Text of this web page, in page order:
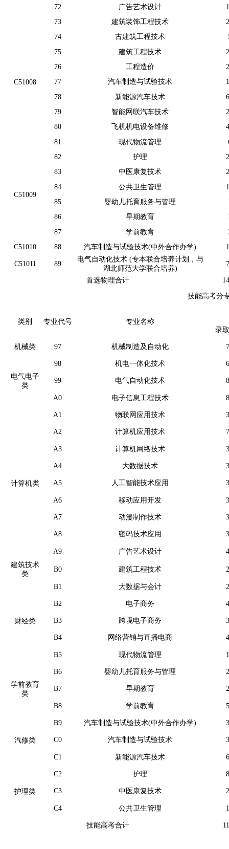
72 广告艺术设计
C51008
73 建筑装饰工程技术
74
古建筑工程技术
75
建筑工程技术
76
工程造价
77
汽车制造与试验技术
78
新能源汽车技术
79
智能网联汽车技术
80
飞机机电设备维修
81
现代物流管理
C51009
82 护理
83
中医康复技术
84
公共卫生管理
85
婴幼儿托育服务与管理
86
早期教育
87
学前教育
C51010
88 汽车制造与试验技术(中外合作办学)
C51011 89
电气自动化技术 (专本联合培养计划，与
湖北师范大学联合培养)
首选物理合计
技能高考分
类别 专业代号
专业名称
录
机械类 97 机械制造及自动化
电气电子
类
98 机电一体化技术
99 电气自动化技术
A0 电子信息工程技术
计算机类
A1 物联网应用技术
A2 计算机应用技术
A3 计算机网络技术
A4 大数据技术
A5 人工智能技术应用
A6 移动应用开发
A7 动漫制作技术
A8 密码技术应用
A9 广告艺术设计
建筑技术
类
B0 建筑工程技术
财经类
B1 大数据与会计
B2 电子商务
B3 跨境电子商务
B4 网络营销与直播电商
B5 现代物流管理
学前教育
类
B6 婴幼儿托育服务与管理
B7 早期教育
B8 学前教育
汽修类
B9 汽车制造与试验技术(中外合作办学)
C0 汽车制造与试验技术
C1 新能源汽车技术
护理类
C2 护理
C3 中医康复技术
C4 公共卫生管理
技能高考合计